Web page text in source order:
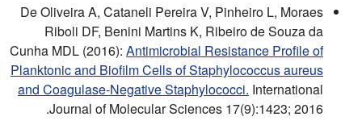
De Oliveira A, Cataneli Pereira V, Pinheiro L, Moraes
Riboli DF, Benini Martins K, Ribeiro de Souza da
Cunha MDL (2016): Antimicrobial Resistance Profile of
Planktonic and Biofilm Cells of Staphylococcus aureus
and Coagulase-Negative Staphylococci. International
Journal of Molecular Sciences 17(9):1423; 2016.